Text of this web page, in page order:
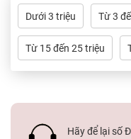
Dưới 3 triệu Từ 3
Từ 15 đến 25 triệu
Hãy để lại số